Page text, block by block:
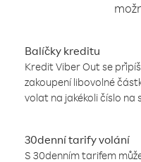
Balíčky kreditu
Kredit Viber Out se
zakoupení libovolné
volat na jakékoli číslo na
30denní tarify volání
S 30denním tarifem